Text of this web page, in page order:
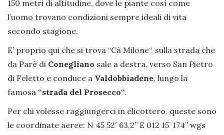
150 metri di altitudine, dove le piante così come
l’uomo trovano condizioni sempre ideali di vita
secondo stagione.
E’ proprio qui che si trova “Cà Milone“, sulla strada che
da Parè di Conegliano sale a destra, verso San Pietro
di Feletto e conduce a Valdobbiadene, lungo la
famosa “strada del Prosecco“.
Per chi volesse raggiungerci in elicottero, queste sono
le coordinate aeree: N 45 52′ 63,2” E 012 15’ 174’’ wgs